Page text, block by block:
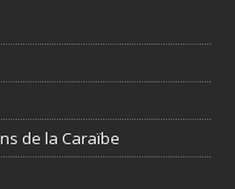
de la Caraïbe